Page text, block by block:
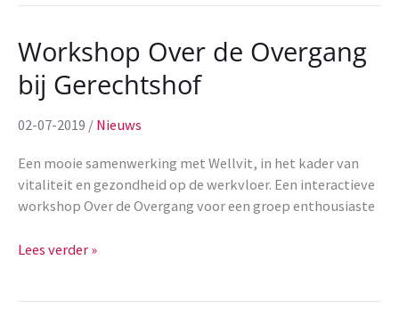
Workshop Over de Overgang
bij Gerechtshof
02-07-2019 / Nieuws
Een mooie samenwerking met Wellvit, in het kader van
vitaliteit en gezondheid op de werkvloer. Een interactieve
workshop Over de Overgang voor een groep enthousiaste
Workshop
Lees verder »